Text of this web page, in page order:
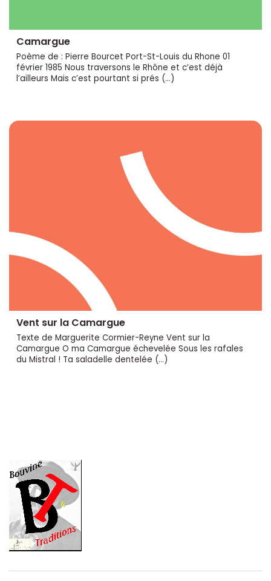
Camargue
Poème de : Pierre Bourcet Port-St-Louis du Rhone 01
février 1985 Nous traversons le Rhône et c’est déjà
l’ailleurs Mais c’est pourtant si prés (…)
Vent sur la Camargue
Texte de Marguerite Cormier-Reyne Vent sur la
Camargue O ma Camargue échevelée Sous les rafales
du Mistral ! Ta saladelle dentelée (…)